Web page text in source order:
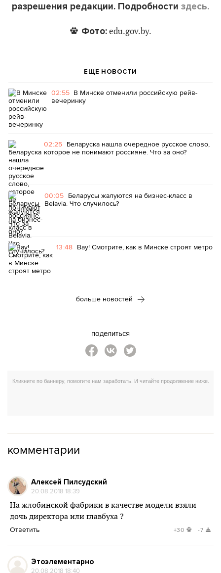
разрешения редакции. Подробности здесь.
Фото:edu.gov.by.
ЕЩЕ НОВОСТИ
02:55 В Минске отменили российскую рейв-
вечеринку
02:25 Беларуска нашла очередное русское слово,
которое не понимают россияне. Что за оно?
00:05 Беларусы жалуются на бизнес-класс в
Belavia. Что случилось?
13:48 Вау! Смотрите, как в Минске строят метро
больше новостей
поделиться
комментарии
Алексей Пилсудский
20.08.2018 18:39
На жлобинской фабрики в качестве модели взяли
дочь директора или главбуха ?
Ответить +30 -7
Этоэлементарно
20.08.2018 18:40